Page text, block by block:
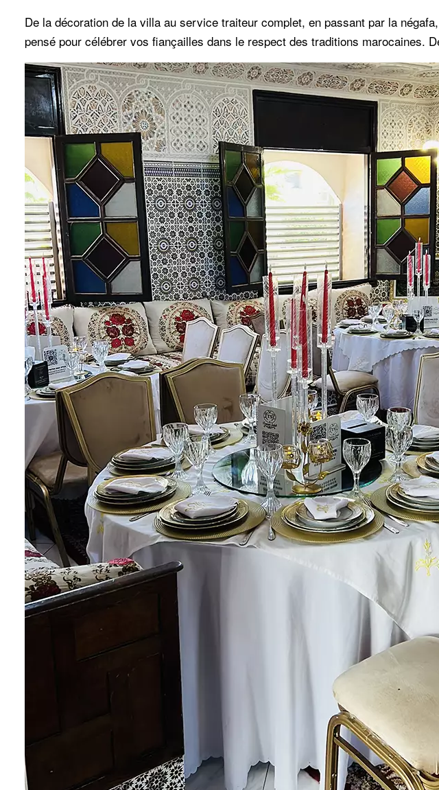
De la décoration de la villa au service traiteur complet, en passant par la
pensé pour célébrer vos fiançailles dans le respect des traditions marocaines.